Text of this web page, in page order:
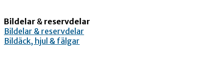
Bildelar & reservdelar
Bildelar & reservdelar
Bildäck, hjul & fälgar